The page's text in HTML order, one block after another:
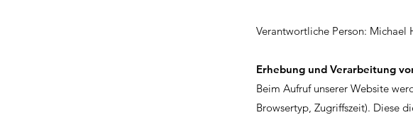
Verantwortliche Person: Michael
Erhebung und Verarbeitung
Beim Aufruf unserer Website
Browsertyp, Zugriffszeit). Diese